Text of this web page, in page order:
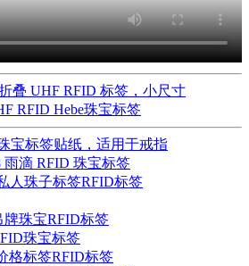
叠 UHF RFID 标签，小尺寸
RFID Hebe珠宝标签
宝标签贴纸，适用于戒指
雨滴 RFID 珠宝标签
人珠子标签RFID标签
牌珠宝RFID标签
珠宝标签
格标签RFID标签